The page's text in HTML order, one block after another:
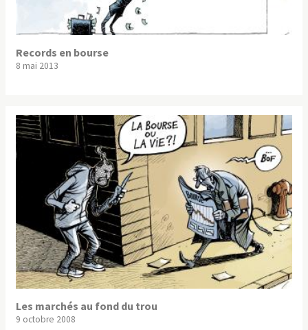
Records en bourse
8 mai 2013
Les marchés au fond du trou
9 octobre 2008